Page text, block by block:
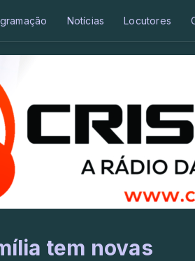
Notícias Locutores
tem novas